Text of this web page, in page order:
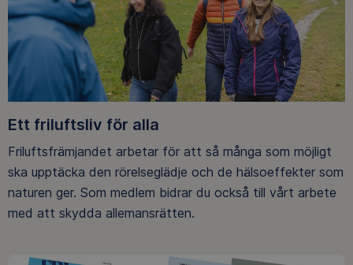
Ett friluftsliv för alla
Friluftsfrämjandet arbetar för att så många som möjligt
ska upptäcka den rörelseglädje och de hälsoeffekter som
naturen ger. Som medlem bidrar du också till vårt arbete
med att skydda allemansrätten.